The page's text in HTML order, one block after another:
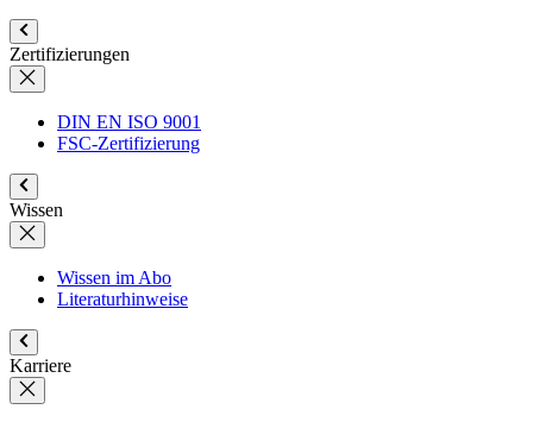
Zertifizierungen
DIN EN ISO 9001
FSC-Zertifizierung
Wissen
Wissen im Abo
Literaturhinweise
Karriere